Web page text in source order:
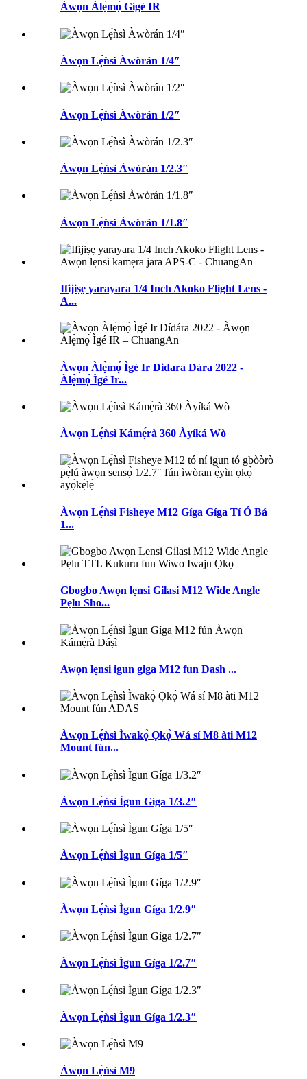
Àwọn Àlẹ̀mọ́ Gígé IR
Àwọn Lẹ́ǹsì Àwòrán 1/4″
Àwọn Lẹ́ǹsì Àwòrán 1/2″
Àwọn Lẹ́ǹsì Àwòrán 1/2.3″
Àwọn Lẹ́ǹsì Àwòrán 1/1.8″
Ifijiṣẹ yarayara 1/4 Inch Akoko Flight Lens -
A...
Àwọn Àlẹ̀mọ́ Ìgé Ir Didara Dára 2022 -
Àlẹ̀mọ́ Ìgé Ir...
Àwọn Lẹ́ǹsì Kámẹ́rà 360 Àyíká Wò
Àwọn Lẹ́ǹsì Fisheye M12 Gíga Gíga Tí Ó Bá
1...
Gbogbo Awọn lẹnsi Gilasi M12 Wide Angle
Pẹlu Sho...
Awọn lẹnsi igun giga M12 fun Dash ...
Àwọn Lẹ́ǹsì Ìwakọ̀ Ọkọ̀ Wá sí M8 àti M12
Mount fún...
Àwọn Lẹ́ǹsì Ìgun Gíga 1/3.2″
Àwọn Lẹ́ǹsì Ìgun Gíga 1/5″
Àwọn Lẹ́ǹsì Ìgun Gíga 1/2.9″
Àwọn Lẹ́ǹsì Ìgun Gíga 1/2.7″
Àwọn Lẹ́ǹsì Ìgun Gíga 1/2.3″
Àwọn Lẹ́ǹsì M9